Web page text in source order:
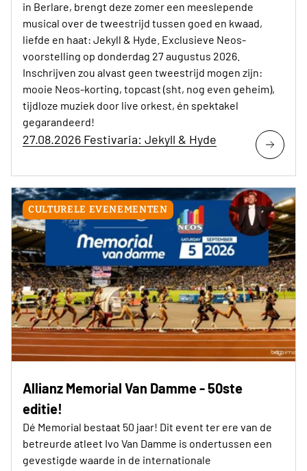
in Berlare, brengt deze zomer een meeslepende
musical over de tweestrijd tussen goed en kwaad,
liefde en haat: Jekyll & Hyde. Exclusieve Neos-
voorstelling op donderdag 27 augustus 2026.
Inschrijven zou alvast geen tweestrijd mogen zijn:
mooie Neos-korting, topcast (sht, nog even geheim),
tijdloze muziek door live orkest, én spektakel
gegarandeerd!
27.08.2026 Festivaria: Jekyll & Hyde
CULTURELE EVENEMENTEN
Allianz Memorial Van Damme - 50ste
editie!
Dé Memorial bestaat 50 jaar! Dit event ter ere van de
betreurde atleet Ivo Van Damme is ondertussen een
gevestigde waarde in de internationale